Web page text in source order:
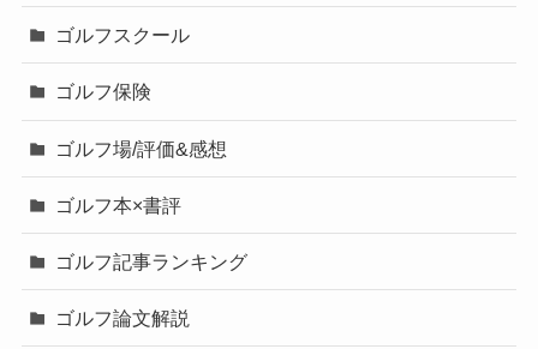
ゴルフスクール
ゴルフ保険
ゴルフ場/評価&感想
ゴルフ本×書評
ゴルフ記事ランキング
ゴルフ論文解説